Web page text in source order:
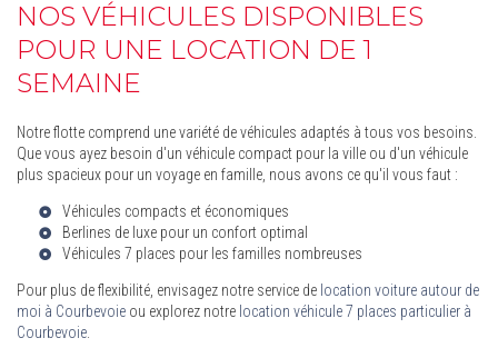
NOS VÉHICULES DISPONIBLES
POUR UNE LOCATION DE 1
SEMAINE
Notre flotte comprend une variété de véhicules adaptés à tous vos besoins.
Que vous ayez besoin d'un véhicule compact pour la ville ou d'un véhicule
plus spacieux pour un voyage en famille, nous avons ce qu'il vous faut :
Véhicules compacts et économiques
Berlines de luxe pour un confort optimal
Véhicules 7 places pour les familles nombreuses
Pour plus de flexibilité, envisagez notre service de location voiture autour de
moi à Courbevoie ou explorez notre location véhicule 7 places particulier à
Courbevoie